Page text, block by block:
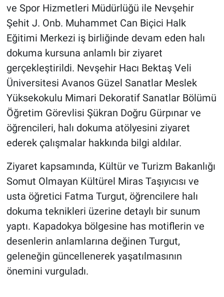
ve Spor Hizmetleri Müdürlüğü ile Nevşehir
Şehit J. Onb. Muhammet Can Biçici Halk
Eğitimi Merkezi iş birliğinde devam eden halı
dokuma kursuna anlamlı bir ziyaret
gerçekleştirildi. Nevşehir Hacı Bektaş Veli
Üniversitesi Avanos Güzel Sanatlar Meslek
Yüksekokulu Mimari Dekoratif Sanatlar Bölümü
Öğretim Görevlisi Şükran Doğru Gürpınar ve
öğrencileri, halı dokuma atölyesini ziyaret
ederek çalışmalar hakkında bilgi aldılar.
Ziyaret kapsamında, Kültür ve Turizm Bakanlığı
Somut Olmayan Kültürel Miras Taşıyıcısı ve
usta öğretici Fatma Turgut, öğrencilere halı
dokuma teknikleri üzerine detaylı bir sunum
yaptı. Kapadokya bölgesine has motiflerin ve
desenlerin anlamlarına değinen Turgut,
geleneğin güncellenerek yaşatılmasının
önemini vurguladı.